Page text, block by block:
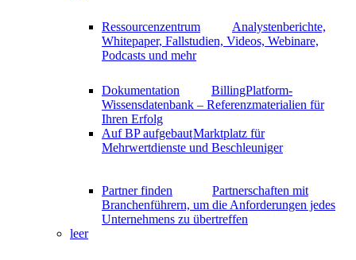
Ressourcenzentrum
Analystenberichte,
Whitepaper, Fallstudien, Videos, Webinare,
Podcasts und mehr
Dokumentation
BillingPlatform-
Wissensdatenbank – Referenzmaterialien für
Ihren Erfolg
Auf BP aufgebautMarktplatz für
Mehrwertdienste und Beschleuniger
Partner finden
Partnerschaften mit
Branchenführern, um die Anforderungen jedes
Unternehmens zu übertreffen
leer